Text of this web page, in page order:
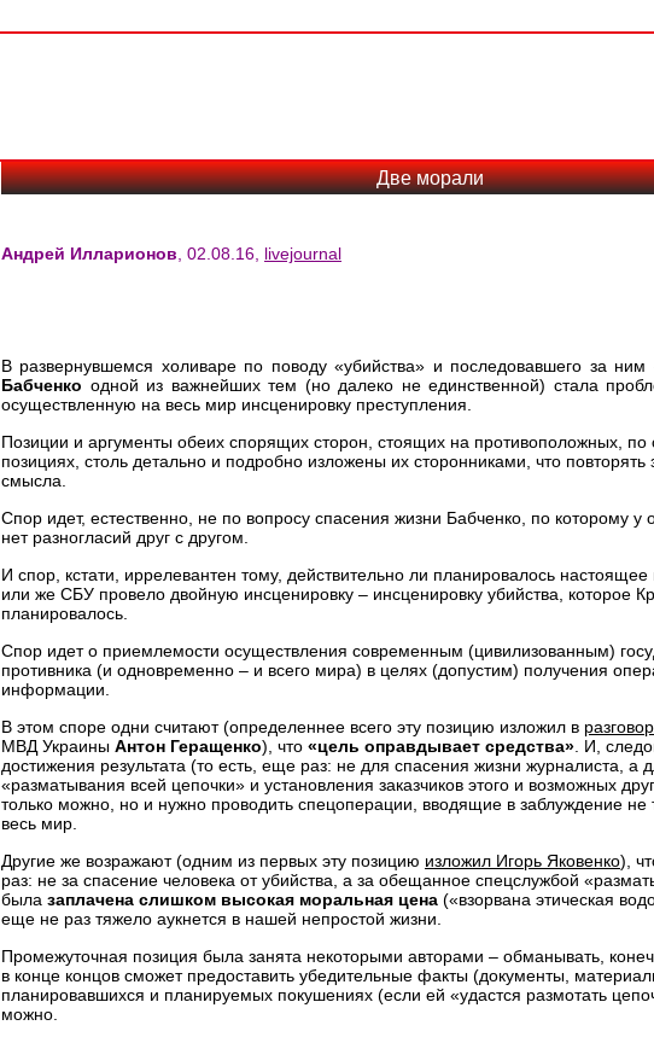
Две морали
Андрей Илларионов , 02.08.16, livejournal
В развернувшемся холиваре по поводу «убийства» и последовавшего за ним
Бабченко одной из важнейших тем (но далеко не единственной) стала
осуществленную на весь мир инсценировку преступления.
Позиции и аргументы обеих спорящих сторон, стоящих на противоположных, по
позициях, столь детально и подробно изложены их сторонниками, что повторять
смысла.
Спор идет, естественно, не по вопросу спасения жизни Бабченко, по которому у
нет разногласий друг с другом.
И спор, кстати, иррелевантен тому, действительно ли планировалось
или же СБУ провело двойную инсценировку – инсценировку убийства, которое
планировалось.
Спор идет о приемлемости осуществления современным (цивилизованным)
противника (и одновременно – и всего мира) в целях (допустим) получения
информации.
В этом споре одни считают (определеннее всего эту позицию изложил в
МВД Украины Антон Геращенко), что «цель оправдывает средства» . И,
достижения результата (то есть, еще раз: не для спасения жизни журналиста, а
«разматывания всей цепочки» и установления заказчиков этого и возможных
только можно, но и нужно проводить спецоперации, вводящие в заблуждение не
весь мир.
Другие же возражают (одним из первых эту позицию изложил Игорь Яковенко),
раз: не за спасение человека от убийства, а за обещанное спецслужбой
была заплачена слишком высокая моральная цена («взорвана этическая
еще не раз тяжело аукнется в нашей непростой жизни.
Промежуточная позиция была занята некоторыми авторами – обманывать,
в конце концов сможет предоставить убедительные факты (документы,
планировавшихся и планируемых покушениях (если ей «удастся размотать
можно.